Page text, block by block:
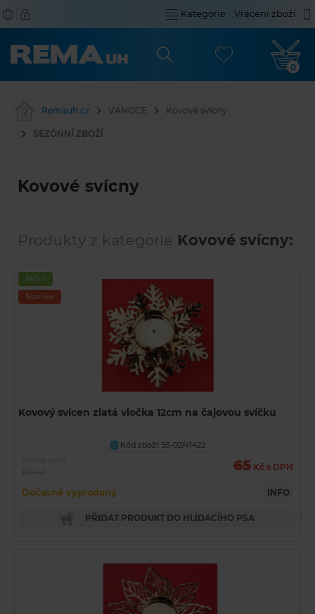
Kategorie Vrácení zboží
0
Remauh.cz VÁNOCE Kovové svícny
SEZÓNNÍ ZBOŽÍ
Kovové svícny
Produkty z kategorie Kovové svícny:
Akční
Novinka
Kovový svícen zlatá vločka 12cm na čajovou svíčku
U Kód zboží: 55-02/41422
65 Kč s DPH
Dočasně vyprodaný INFO
PŘIDAT PRODUKT DO HLÍDACÍHO PSA